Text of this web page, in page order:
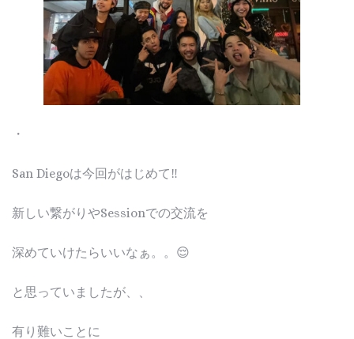
・
San Diegoは今回がはじめて‼︎
新しい繋がりやSessionでの交流を
深めていけたらいいなぁ。。😌
と思っていましたが、、
有り難いことに